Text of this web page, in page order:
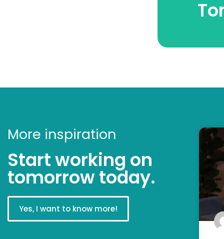
More inspiration
Start working on
tomorrow today.
Yes, I want to know more!